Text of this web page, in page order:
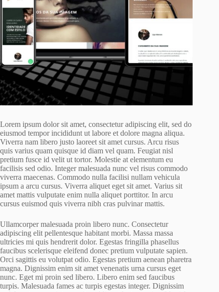
Lorem ipsum dolor sit amet, consectetur adipiscing elit, sed do
eiusmod tempor incididunt ut labore et dolore magna aliqua.
Viverra nam libero justo laoreet sit amet cursus. Arcu risus
quis varius quam quisque id diam vel quam. Feugiat nisl
pretium fusce id velit ut tortor. Molestie at elementum eu
facilisis sed odio. Integer malesuada nunc vel risus commodo
viverra maecenas. Commodo nulla facilisi nullam vehicula
ipsum a arcu cursus. Viverra aliquet eget sit amet. Varius sit
amet mattis vulputate enim nulla aliquet porttitor. In arcu
cursus euismod quis viverra nibh cras pulvinar mattis.
Ullamcorper malesuada proin libero nunc. Consectetur
adipiscing elit pellentesque habitant morbi. Massa massa
ultricies mi quis hendrerit dolor. Egestas fringilla phasellus
faucibus scelerisque eleifend donec pretium vulputate sapien.
Orci sagittis eu volutpat odio. Egestas pretium aenean pharetra
magna. Dignissim enim sit amet venenatis urna cursus eget
nunc. Eget mi proin sed libero. Libero enim sed faucibus
turpis. Malesuada fames ac turpis egestas integer. Dignissim